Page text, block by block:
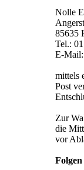
Nolle
85635
Tel.:
E-
mittels
Post
Zur
die
vor